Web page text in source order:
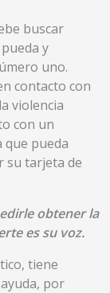
buscar
y
uno.
contacto con
violencia
con un
que pueda
su tarjeta de
obtener la
es su voz.
tiene
por